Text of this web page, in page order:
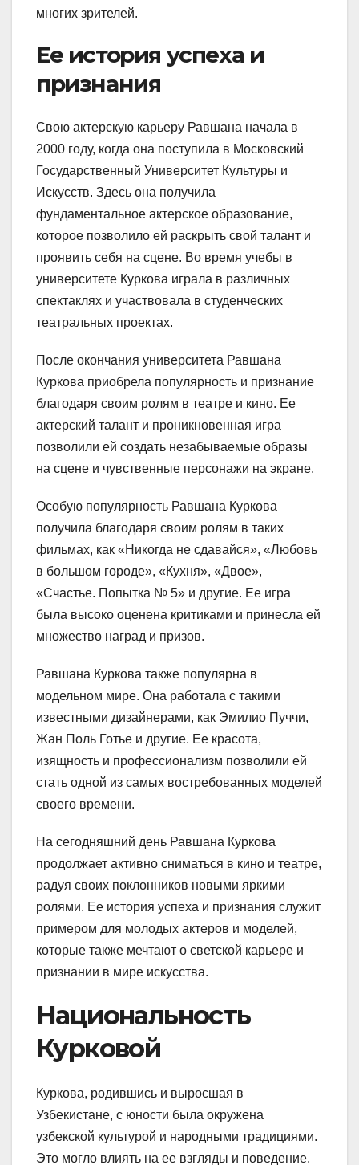
многих зрителей.
Ее история успеха и
признания
Свою актерскую карьеру Равшана начала в
2000 году, когда она поступила в Московский
Государственный Университет Культуры и
Искусств. Здесь она получила
фундаментальное актерское образование,
которое позволило ей раскрыть свой талант и
проявить себя на сцене. Во время учебы в
университете Куркова играла в различных
спектаклях и участвовала в студенческих
театральных проектах.
После окончания университета Равшана
Куркова приобрела популярность и признание
благодаря своим ролям в театре и кино. Ее
актерский талант и проникновенная игра
позволили ей создать незабываемые образы
на сцене и чувственные персонажи на экране.
Особую популярность Равшана Куркова
получила благодаря своим ролям в таких
фильмах, как «Никогда не сдавайся», «Любовь
в большом городе», «Кухня», «Двое»,
«Счастье. Попытка № 5» и другие. Ее игра
была высоко оценена критиками и принесла ей
множество наград и призов.
Равшана Куркова также популярна в
модельном мире. Она работала с такими
известными дизайнерами, как Эмилио Пуччи,
Жан Поль Готье и другие. Ее красота,
изящность и профессионализм позволили ей
стать одной из самых востребованных моделей
своего времени.
На сегодняшний день Равшана Куркова
продолжает активно сниматься в кино и театре,
радуя своих поклонников новыми яркими
ролями. Ее история успеха и признания служит
примером для молодых актеров и моделей,
которые также мечтают о светской карьере и
признании в мире искусства.
Национальность
Курковой
Куркова, родившись и выросшая в
Узбекистане, с юности была окружена
узбекской культурой и народными традициями.
Это могло влиять на ее взгляды и поведение.